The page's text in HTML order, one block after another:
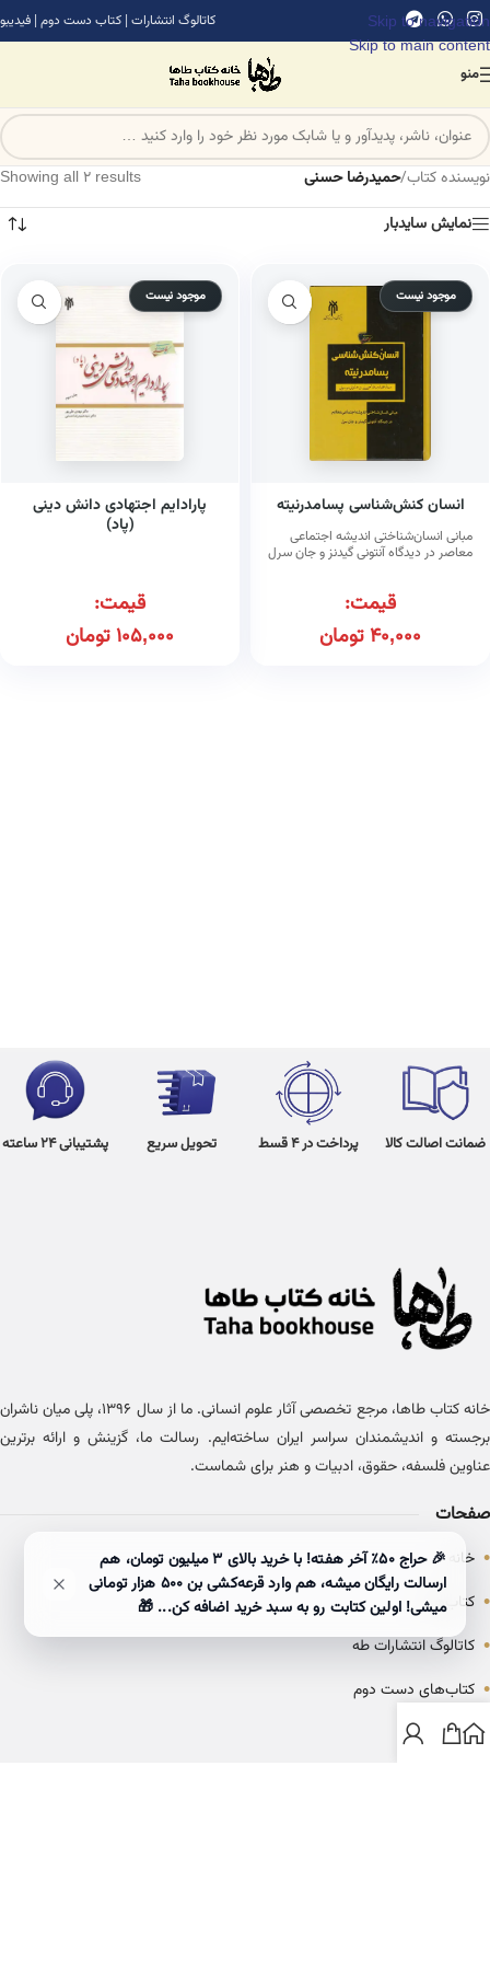
Skip to navigation
Skip to main content
کاتالوگ انتشارات | کتاب دست دوم | فیدیبو
منو
نویسنده کتاب/حمیدرضا حسنی
Showing all 2 results
نمایش سایدبار
موجود نیست
انسان کنش‌شناسی پسامدرنیته
مبانی انسان‌شناختی اندیشه اجتماعی
معاصر در دیدگاه آنتونی گیدنز و جان سرل
قیمت:
40,000تومان
موجود نیست
پارادایم اجتهادی دانش دینی
(پاد)
قیمت:
105,000تومان
ضمانت اصالت کالا پرداخت در 4 قسط تحویل سریع پشتیبانی 24 ساعته
خانه کتاب طاها، مرجع تخصصی آثار علوم انسانی. ما از سال ۱۳۹۶، پلی میان ناشران
برجسته و اندیشمندان سراسر ایران ساخته‌ایم. رسالت ما، گزینش و ارائه برترین
عناوین فلسفه، حقوق، ادبیات و هنر برای شماست.
صفحات
• خانه
• کتاب‌ها
• کاتالوگ انتشارات طه
• کتاب‌های دست دوم
• بلاگ
🎉 حراج ۵۰٪ آخر هفته! با خرید بالای 3 میلیون تومان، هم
ارسالت رایگان میشه، هم وارد قرعه‌کشی بن ۵۰۰ هزار تومانی
میشی! اولین کتابت رو به سبد خرید اضافه کن... 🎁